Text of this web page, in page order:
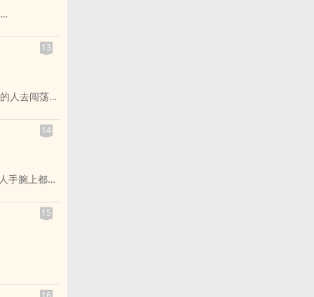
一样：
合弓与毒
刻满代码的
这群『怪
13
人去闯荡星
不要“。你
会再落在地
的流星让曾
14
手腕上都戴
职、租
的公民，
对话框里的
复秒数。
年，他从一
，背后藏着
过「痛
假装没有失
15
华讯巨厦、
流民的最后